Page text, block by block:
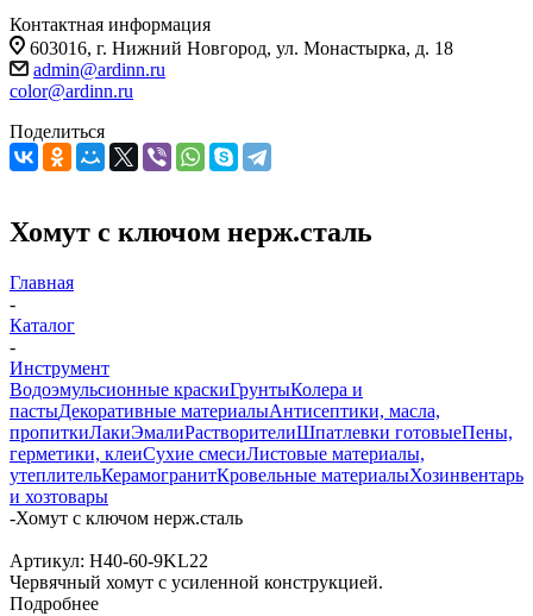
Контактная информация
603016, г. Нижний Новгород, ул. Монастырка, д. 18
admin@ardinn.ru
color@ardinn.ru
Поделиться
Хомут с ключом нерж.сталь
Главная
-
Каталог
-
Инструмент
Водоэмульсионные краскиГрунтыКолера и
пастыДекоративные материалыАнтисептики, масла,
пропиткиЛакиЭмалиРастворителиШпатлевки готовыеПены,
герметики, клеиСухие смесиЛистовые материалы,
утеплительКерамогранитКровельные материалыХозинвентарь
и хозтовары
-Хомут с ключом нерж.сталь
Артикул: H40-60-9KL22
Червячный хомут с усиленной конструкцией.
Подробнее